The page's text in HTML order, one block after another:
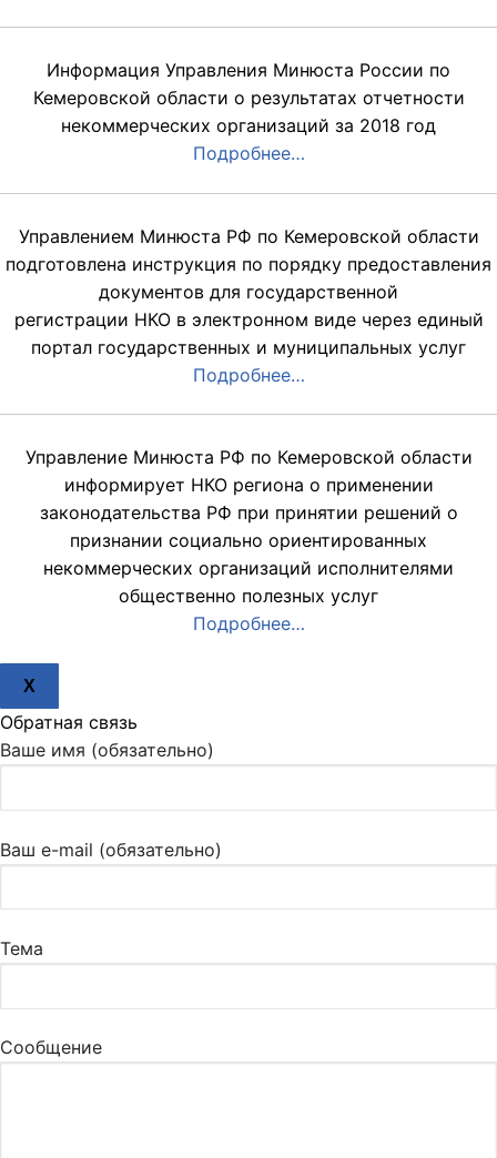
Информация Управления Минюста России по
Кемеровской области о результатах отчетности
некоммерческих организаций за 2018 год
Подробнее…
Управлением Минюста РФ по Кемеровской области
подготовлена инструкция по порядку предоставления
документов для государственной
регистрации НКО в электронном виде через единый
портал государственных и муниципальных услуг
Подробнее…
Управление Минюста РФ по Кемеровской области
информирует НКО региона о применении
законодательства РФ при принятии решений о
признании социально ориентированных
некоммерческих организаций исполнителями
общественно полезных услуг
Подробнее…
X
Обратная связь
Ваше имя (обязательно)
Ваш e-mail (обязательно)
Тема
Сообщение